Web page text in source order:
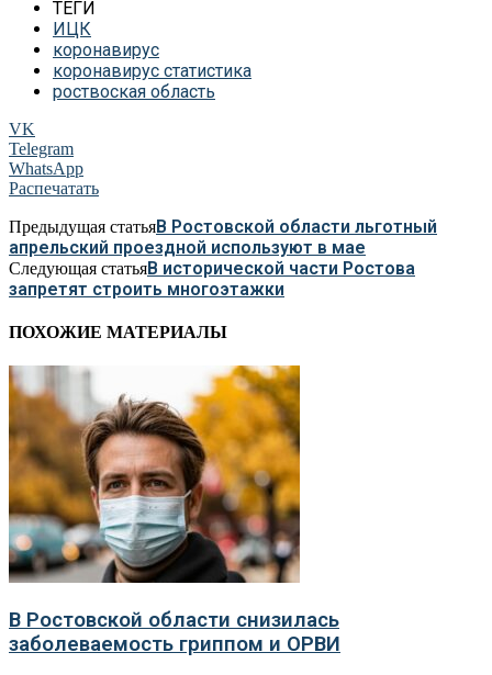
ТЕГИ
ИЦК
коронавирус
коронавирус статистика
роствоская область
VK
Telegram
WhatsApp
Распечатать
Предыдущая статьяВ Ростовской области льготный
апрельский проездной используют в мае
Следующая статьяВ исторической части Ростова
запретят строить многоэтажки
ПОХОЖИЕ МАТЕРИАЛЫ
В Ростовской области снизилась
заболеваемость гриппом и ОРВИ